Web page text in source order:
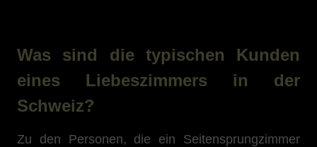
Was sind die typischen Kunden
eines Liebeszimmers in der
Schweiz?
Zu den Personen, die ein Seitensprungzimmer